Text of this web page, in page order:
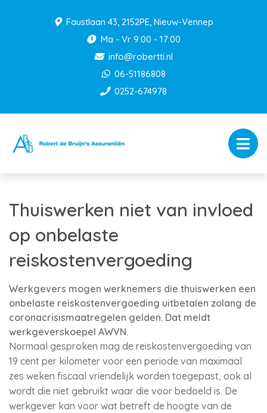
Faustlaan 43, 2152PE, Nieuw-Vennep
Ma - Vr 9:00 - 17:00
info@robertti.nl
06-51186808
0252-674978
Thuiswerken niet van invloed
op onbelaste
reiskostenvergoeding
Werkgevers mogen werknemers die thuiswerken een
onbelaste reiskostenvergoeding uitbetalen zolang de
coronacrisismaatregelen gelden. Dat meldt
werkgeverskoepel AWVN.
Normaal gesproken mag de reiskostenvergoeding van
19 cent per kilometer voor een periode van maximaal
zes weken fiscaal vriendelijk worden toegepast, ook al
wordt die niet gebruikt waar die voor bedoeld is. De
werkgever kan voor wat betreft de hoogte van de